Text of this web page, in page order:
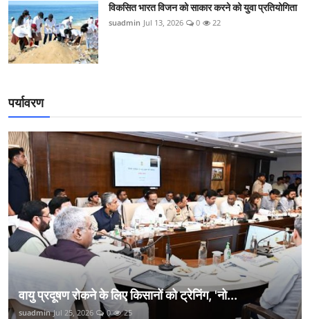
विकसित भारत विजन को साकार करने को युवा प्रतियोगिता
suadmin Jul 13, 2026 0 22
पर्यावरण
वायु प्रदूषण रोकने के लिए किसानों को ट्रेनिंग, 'नो...
suadmin Jul 25, 2026 0 25